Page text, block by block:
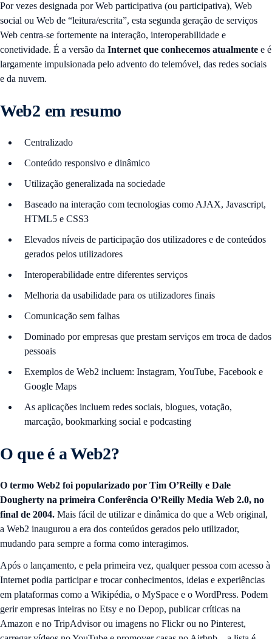
Por vezes designada por Web participativa (ou participativa), Web
social ou Web de “leitura/escrita”, esta segunda geração de serviços
Web centra-se fortemente na interação, interoperabilidade e
conetividade. É a versão da Internet que conhecemos atualmente e é
largamente impulsionada pelo advento do telemóvel, das redes sociais
e da nuvem.
Web2 em resumo
Centralizado
Conteúdo responsivo e dinâmico
Utilização generalizada na sociedade
Baseado na interação com tecnologias como AJAX, Javascript,
HTML5 e CSS3
Elevados níveis de participação dos utilizadores e de conteúdos
gerados pelos utilizadores
Interoperabilidade entre diferentes serviços
Melhoria da usabilidade para os utilizadores finais
Comunicação sem falhas
Dominado por empresas que prestam serviços em troca de dados
pessoais
Exemplos de Web2 incluem: Instagram, YouTube, Facebook e
Google Maps
As aplicações incluem redes sociais, blogues, votação,
marcação, bookmarking social e podcasting
O que é a Web2?
O termo Web2 foi popularizado por Tim O’Reilly e Dale
Dougherty na primeira Conferência O’Reilly Media Web 2.0, no
final de 2004. Mais fácil de utilizar e dinâmica do que a Web original,
a Web2 inaugurou a era dos conteúdos gerados pelo utilizador,
mudando para sempre a forma como interagimos.
Após o lançamento, e pela primeira vez, qualquer pessoa com acesso à
Internet podia participar e trocar conhecimentos, ideias e experiências
em plataformas como a Wikipédia, o MySpace e o WordPress. Podem
gerir empresas inteiras no Etsy e no Depop, publicar críticas na
Amazon e no TripAdvisor ou imagens no Flickr ou no Pinterest,